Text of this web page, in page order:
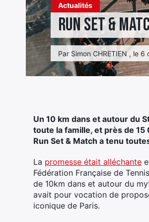
Actualités
Run Set &
Par Simon CHRETIEN , le
Un 10 km dans et autour du
toute la famille, et près de
Run Set & Match a tenu
La promesse était alléchante
Fédération Française de
de 10km dans et autour du
avait pour vocation de
iconique de Paris.